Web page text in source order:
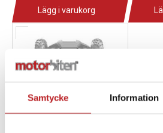
Samtycke Information
Lägg i varukorg